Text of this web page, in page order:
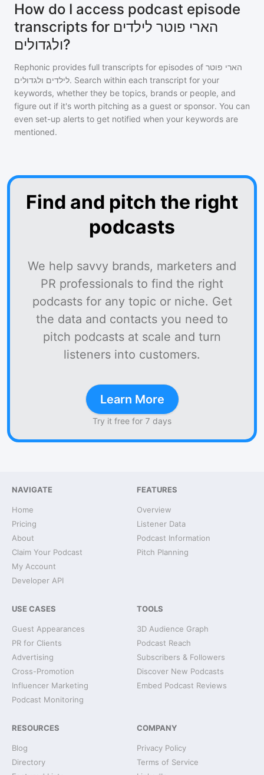
How do I access podcast episode
transcripts for הארי פוטר לילדים
ולגדולים?
Rephonic provides full transcripts for episodes of הארי פוטר
לילדים ולגדולים. Search within each transcript for your
keywords, whether they be topics, brands or people, and
figure out if it's worth pitching as a guest or sponsor. You can
even set-up alerts to get notified when your keywords are
mentioned.
Find and pitch the right
podcasts
We help savvy brands, marketers and
PR professionals to find the right
podcasts for any topic or niche. Get
the data and contacts you need to
pitch podcasts at scale and turn
listeners into customers.
Learn More
Try it free for 7 days
NAVIGATE
Home
Pricing
About
Claim Your Podcast
My Account
Developer API
FEATURES
Overview
Listener Data
Podcast Information
Pitch Planning
USE CASES
Guest Appearances
PR for Clients
Advertising
Cross-Promotion
Influencer Marketing
Podcast Monitoring
TOOLS
3D Audience Graph
Podcast Reach
Subscribers & Followers
Discover New Podcasts
Embed Podcast Reviews
RESOURCES
Blog
Directory
COMPANY
Privacy Policy
Terms of Service